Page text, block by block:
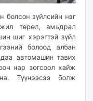
болсон зүйлсийн нэг
төрөл, амьдрал
шиг хэрэгтэй зүйл
болоод албан
автомашин тавих
нар зогсоол хайж
Түүнээсээ болж